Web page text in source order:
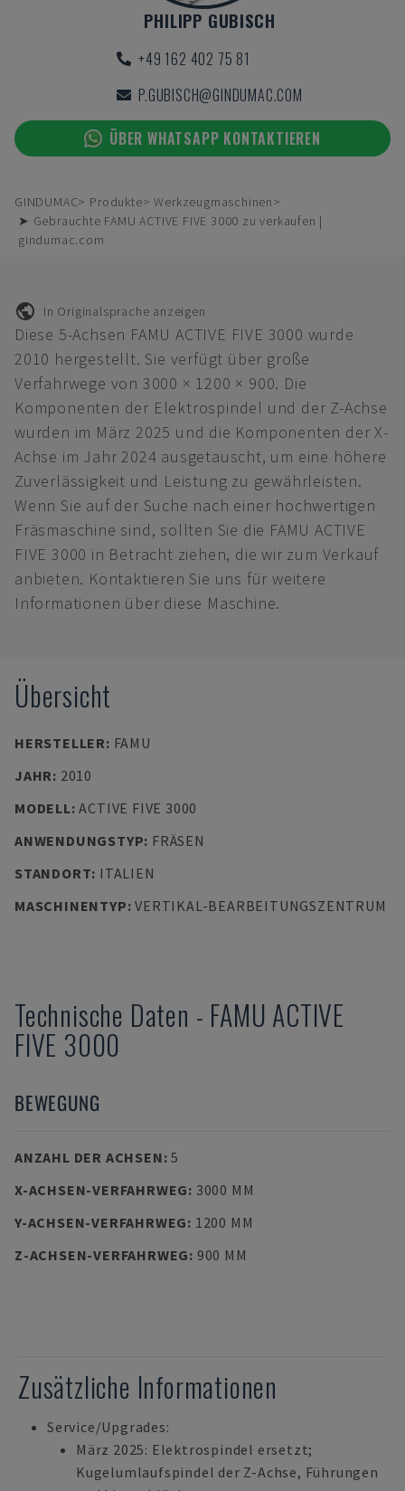
PHILIPP GUBISCH
+49 162 402 75 81
P.GUBISCH@GINDUMAC.COM
ÜBER WHATSAPP KONTAKTIEREN
GINDUMAC Produkte
Werkzeugmaschinen
➤ Gebrauchte FAMU ACTIVE FIVE 3000 zu verkaufen |
gindumac.com
In Originalsprache anzeigen
Diese 5-Achsen FAMU ACTIVE FIVE 3000 wurde
2010 hergestellt. Sie verfügt über große
Verfahrwege von 3000 × 1200 × 900. Die
Komponenten der Elektrospindel und der Z-Achse
wurden im März 2025 und die Komponenten der X-
Achse im Jahr 2024 ausgetauscht, um eine höhere
Zuverlässigkeit und Leistung zu gewährleisten.
Wenn Sie auf der Suche nach einer hochwertigen
Fräsmaschine sind, sollten Sie die FAMU ACTIVE
FIVE 3000 in Betracht ziehen, die wir zum Verkauf
anbieten. Kontaktieren Sie uns für weitere
Informationen über diese Maschine.
Übersicht
HERSTELLER: FAMU
JAHR: 2010
MODELL:ACTIVE FIVE 3000
ANWENDUNGSTYP: FRÄSEN
STANDORT: ITALIEN
MASCHINENTYP:VERTIKAL-BEARBEITUNGSZENTRUM
Technische Daten - FAMU ACTIVE
FIVE 3000
BEWEGUNG
ANZAHL DER ACHSEN:5
X-ACHSEN-VERFAHRWEG: 3000 MM
Y-ACHSEN-VERFAHRWEG: 1200 MM
Z-ACHSEN-VERFAHRWEG: 900 MM
Zusätzliche Informationen
Service/Upgrades:
März 2025: Elektrospindel ersetzt;
Kugelumlaufspindel der Z-Achse, Führungen